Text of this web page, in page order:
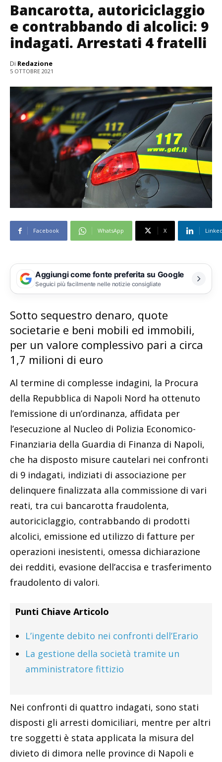
Bancarotta, autoriciclaggio
e contrabbando di alcolici: 9
indagati. Arrestati 4 fratelli
Di Redazione
5 OTTOBRE 2021
Facebook WhatsApp X
Aggiungi come fonte preferita su Google
Seguici più facilmente nelle notizie consigliate
Sotto sequestro denaro, quote
societarie e beni mobili ed immobili,
per un valore complessivo pari a circa
1,7 milioni di euro
Al termine di complesse indagini, la Procura
della Repubblica di Napoli Nord ha ottenuto
l’emissione di un’ordinanza, affidata per
l’esecuzione al Nucleo di Polizia Economico-
Finanziaria della Guardia di Finanza di Napoli,
che ha disposto misure cautelari nei confronti
di 9 indagati, indiziati di associazione per
delinquere finalizzata alla commissione di vari
reati, tra cui bancarotta fraudolenta,
autoriciclaggio, contrabbando di prodotti
alcolici, emissione ed utilizzo di fatture per
operazioni inesistenti, omessa dichiarazione
dei redditi, evasione dell’accisa e trasferimento
fraudolento di valori.
Punti Chiave Articolo
L’ingente debito nei confronti dell’Erario
La gestione della società tramite un
amministratore fittizio
Nei confronti di quattro indagati, sono stati
disposti gli arresti domiciliari, mentre per altri
tre soggetti è stata applicata la misura del
divieto di dimora nelle province di Napoli e